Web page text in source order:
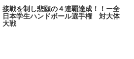
接戦を制し悲願の４連覇達成！！ー全
日本学生ハンドボール選手権 対大体
大戦